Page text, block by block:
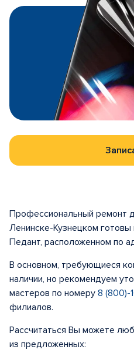
Профессиональный ремонт
Ленинске-Кузнецком готовы
Педант, расположенном по
В основном, требующиеся
наличии, но рекомендуем
мастеров по номеру 8 (800)-
филиалов.
Рассчитаться Вы можете
из предложенных: